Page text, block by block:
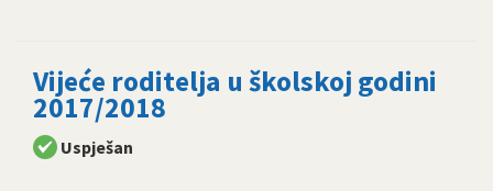
Vijeće roditelja u školskoj godini
2017/2018
Uspješan